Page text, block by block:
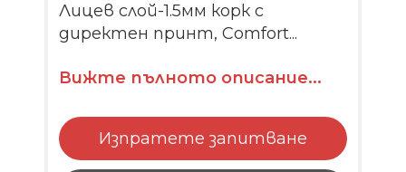
Лицев слой-1.5мм корк с
директен принт, Comfort...
Вижте пълното описание...
Изпратете запитване